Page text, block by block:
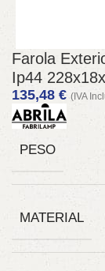
Farola
Ip44
135,48 € (IVA
PESO
MATERIAL